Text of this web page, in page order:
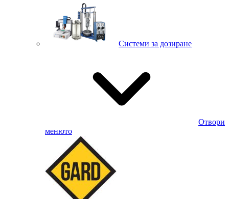
Системи за дозиране
Отвори
менюто